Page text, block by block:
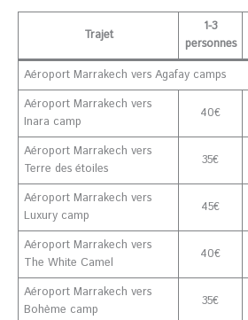
Trajet
1-3
personnes
Aéroport Marrakech vers Agafay camps
Aéroport Marrakech vers
Inara camp
40€
Aéroport Marrakech vers
Terre des étoiles
35€
Aéroport Marrakech vers
Luxury camp
45€
Aéroport Marrakech vers
The White Camel
40€
Aéroport Marrakech vers
Bohème camp
35€